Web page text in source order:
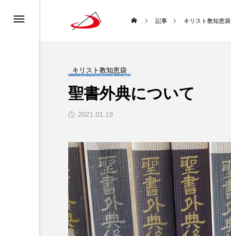
記事 キリスト教知恵袋
キリスト教知恵袋
聖書外典について
2021.01.19